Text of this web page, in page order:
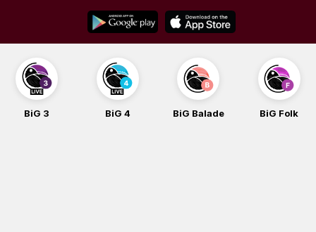
content
BiG 3 BiG 4 BiG Balade BiG Folk